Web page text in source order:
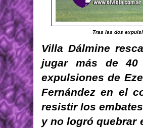
Tras las dos
Villa Dálmine
jugar más de 40
expulsiones de
Fernández en el
resistir los
y no logró quebrar